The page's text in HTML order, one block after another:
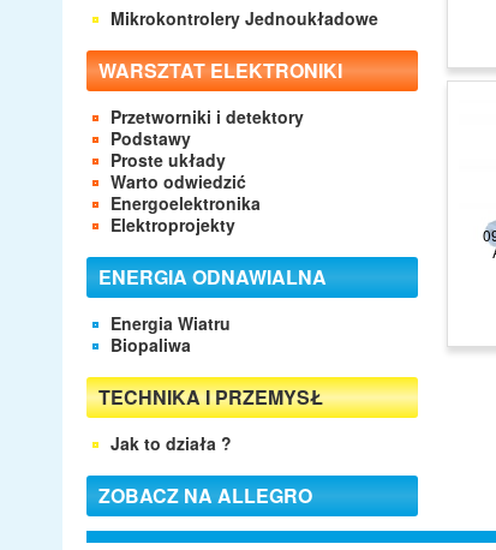
Mikrokontrolery Jednoukładowe
WARSZTAT ELEKTRONIKI
Przetworniki i detektory
Podstawy
Proste układy
Warto odwiedzić
Energoelektronika
Elektroprojekty
ENERGIA ODNAWIALNA
Energia Wiatru
Biopaliwa
TECHNIKA I PRZEMYSŁ
Jak to działa ?
ZOBACZ NA ALLEGRO